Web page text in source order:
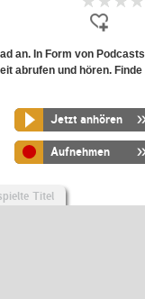
an. In Form von Podcasts
abrufen und hören. Finde
Jetzt anhören
Aufnehmen
Titel